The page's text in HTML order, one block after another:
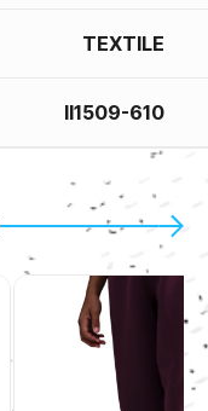
TEXTILE
II1509-610